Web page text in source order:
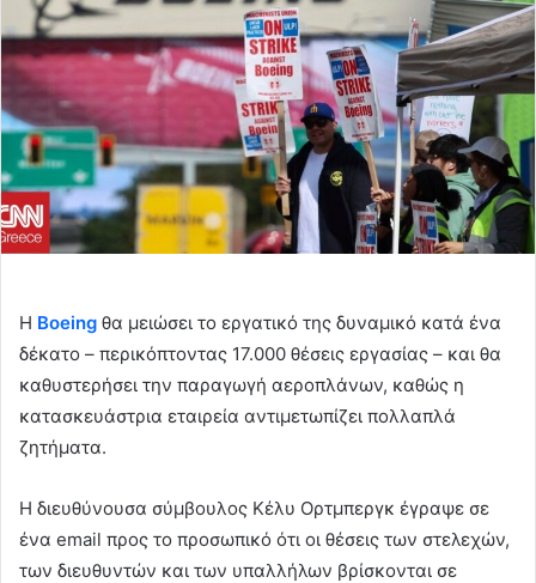
Η Boeing θα μειώσει το εργατικό της δυναμικό κατά ένα
δέκατο – περικόπτοντας 17.000 θέσεις εργασίας – και θα
καθυστερήσει την παραγωγή αεροπλάνων, καθώς η
κατασκευάστρια εταιρεία αντιμετωπίζει πολλαπλά
ζητήματα.
Η διευθύνουσα σύμβουλος Κέλυ Ορτμπεργκ έγραψε σε
ένα email προς το προσωπικό ότι οι θέσεις των στελεχών,
των διευθυντών και των υπαλλήλων βρίσκονται σε